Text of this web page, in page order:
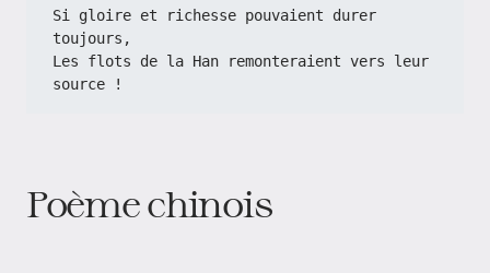
Si gloire et richesse pouvaient durer
toujours,
Les flots de la Han remonteraient vers leur
source !
Poème chinois